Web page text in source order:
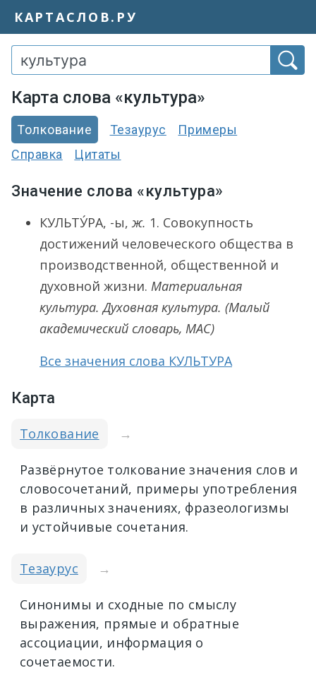
КАРТАСЛОВ.РУ
Карта слова «культура»
Толкование Тезаурус
Примеры
Справка
Цитаты
Значение слова «культура»
КУЛЬТУ́РА, -ы,ж. 1. Совокупность
достижений человеческого общества в
производственной, общественной и
духовной жизни. Материальная
культура. Духовная культура. (Малый
академический словарь, МАС)
Все значения слова КУЛЬТУРА
Карта
Толкование →
Развёрнутое толкование значения слов и
словосочетаний, примеры употребления
в различных значениях, фразеологизмы
и устойчивые сочетания.
Тезаурус →
Синонимы и сходные по смыслу
выражения, прямые и обратные
ассоциации, информация о
сочетаемости.